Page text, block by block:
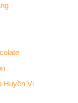
Huyền Vi